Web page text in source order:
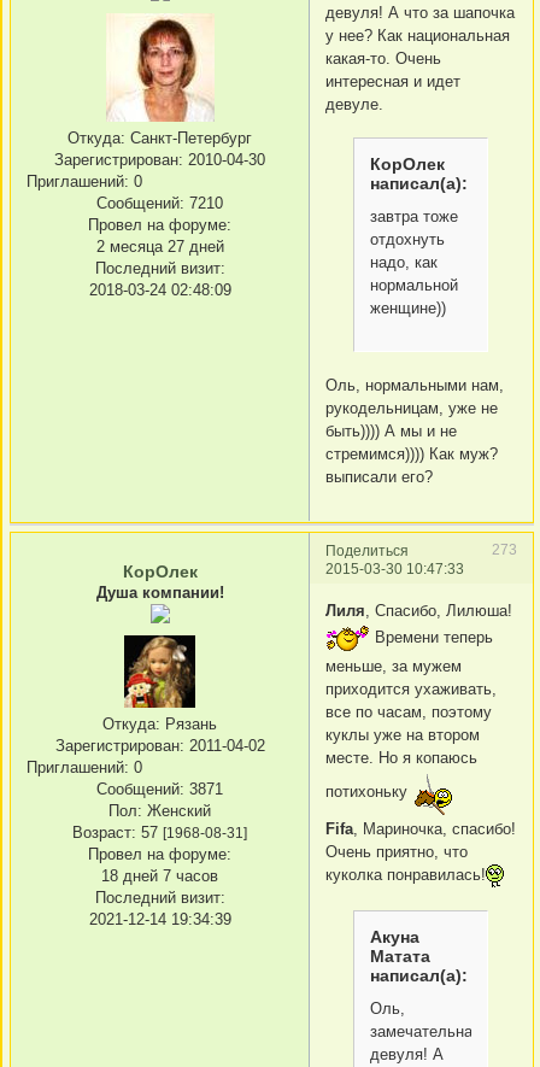
Откуда: Санкт-Петербург
Зарегистрирован: 2010-04-30
Приглашений: 0
Сообщений: 7210
Провел на форуме:
2 месяца 27 дней
Последний визит:
2018-03-24 02:48:09
девуля! А что за шапочка
у нее? Как национальная
какая-то. Очень
интересная и идет
девуле.
КорОлек
написал(а):
завтра тоже
отдохнуть
надо, как
нормальной
женщине))
Оль, нормальными нам,
рукодельницам, уже не
быть)))) А мы и не
стремимся)))) Как муж?
выписали его?
Поделиться
273
2015-03-30 10:47:33
КорОлек
Душа компании!
Откуда: Рязань
Зарегистрирован: 2011-04-02
Приглашений: 0
Сообщений: 3871
Пол: Женский
Возраст: 57 [1968-08-31]
Провел на форуме:
18 дней 7 часов
Последний визит:
2021-12-14 19:34:39
Лиля, Спасибо, Лилюша!
Времени теперь
меньше, за мужем
приходится ухаживать,
все по часам, поэтому
куклы уже на втором
месте. Но я копаюсь
потихоньку
Fifa, Мариночка, спасибо!
Очень приятно, что
куколка понравилась!
Акуна
Матата
написал(а):
Оль,
замечательная
девуля! А